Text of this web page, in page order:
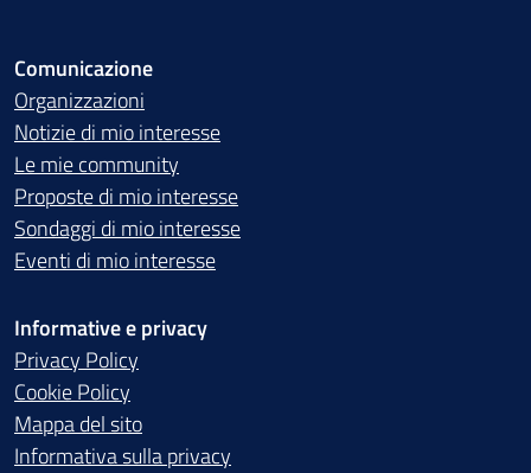
Comunicazione
Organizzazioni
Notizie di mio interesse
Le mie community
Proposte di mio interesse
Sondaggi di mio interesse
Eventi di mio interesse
Informative e privacy
Privacy Policy
Cookie Policy
Mappa del sito
Informativa sulla privacy